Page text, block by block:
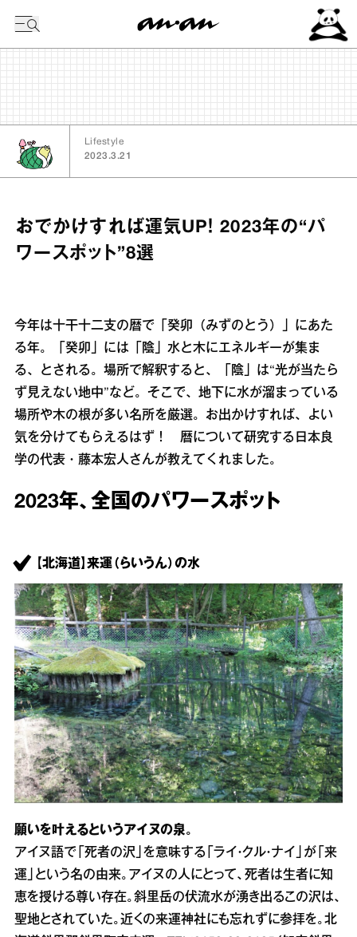
Lifestyle
2023.3.21
おでかけすれば運気UP！ 2023年の“パ
ワースポット”8選
今年は十干十二支の暦で「癸卯（みずのとう）」にあた
る年。「癸卯」には「陰」水と木にエネルギーが集ま
る、とされる。場所で解釈すると、「陰」は“光が当たら
ず見えない地中”など。そこで、地下に水が溜まっている
場所や木の根が多い名所を厳選。お出かけすれば、よい
気を分けてもらえるはず！ 暦について研究する日本良
学の代表・藤本宏人さんが教えてくれました。
2023年、全国のパワースポット
【北海道】来運（らいうん）の水
願いを叶えるというアイヌの泉。
アイヌ語で「死者の沢」を意味する「ライ・クル・ナイ」が「来
運」という名の由来。アイヌの人にとって、死者は生者に知
恵を授ける尊い存在。斜里岳の伏流水が湧き出るこの沢は、
聖地とされていた。近くの来運神社にも忘れずに参拝を。北